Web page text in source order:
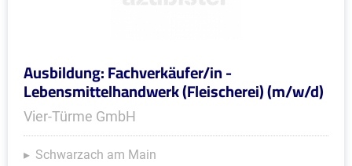
Ausbildung: Fachverkäufer/in -
Lebensmittelhandwerk (Fleischerei) (m/w/d)
Vier-Türme GmbH
Schwarzach am Main